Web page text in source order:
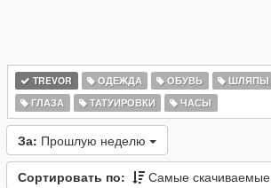
TREVOR ОДЕЖДА ОБУВЬ ШЛЯПЫ
ГЛАЗА
ТАТУИРОВКИ ЧАСЫ
За: Прошлую неделю
Сортировать по: Самые скачиваемые